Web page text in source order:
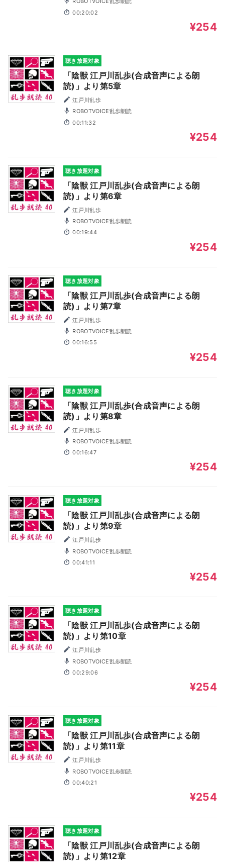
00:20:02
¥254
聴き放題対象
「陰獣 江戸川乱歩(合成音声による朗
読)」より第5章
江戸川乱歩
ROBOTVOICE乱歩朗読
00:11:32
¥254
聴き放題対象
「陰獣 江戸川乱歩(合成音声による朗
読)」より第6章
江戸川乱歩
ROBOTVOICE乱歩朗読
00:19:44
¥254
聴き放題対象
「陰獣 江戸川乱歩(合成音声による朗
読)」より第7章
江戸川乱歩
ROBOTVOICE乱歩朗読
00:16:55
¥254
聴き放題対象
「陰獣 江戸川乱歩(合成音声による朗
読)」より第8章
江戸川乱歩
ROBOTVOICE乱歩朗読
00:16:47
¥254
聴き放題対象
「陰獣 江戸川乱歩(合成音声による朗
読)」より第9章
江戸川乱歩
ROBOTVOICE乱歩朗読
00:41:11
¥254
聴き放題対象
「陰獣 江戸川乱歩(合成音声による朗
読)」より第10章
江戸川乱歩
ROBOTVOICE乱歩朗読
00:29:06
¥254
聴き放題対象
「陰獣 江戸川乱歩(合成音声による朗
読)」より第11章
江戸川乱歩
ROBOTVOICE乱歩朗読
00:40:21
¥254
聴き放題対象
「陰獣 江戸川乱歩(合成音声による朗
読)」より第12章